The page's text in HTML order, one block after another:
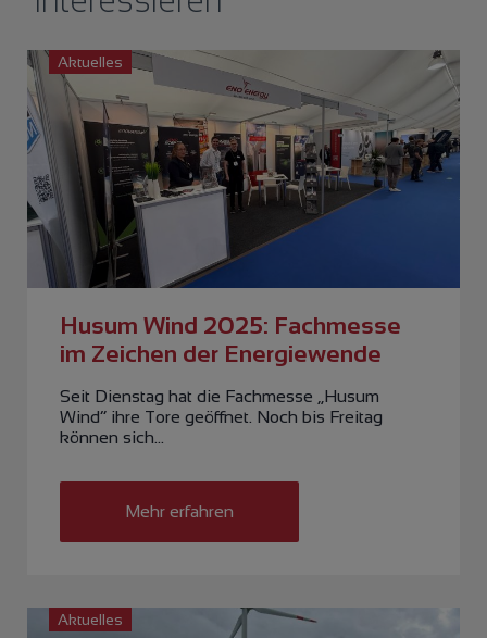
Aktuelles
Husum Wind 2025: Fachmesse
im Zeichen der Energiewende
Seit Dienstag hat die Fachmesse „Husum
Wind“ ihre Tore geöffnet. Noch bis Freitag
können sich…
Mehr erfahren
Aktuelles